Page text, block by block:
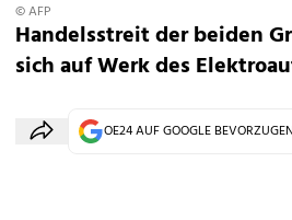
© AFP
Handelsstreit der beiden
sich auf Werk des
OE24 AUF GOOGLE